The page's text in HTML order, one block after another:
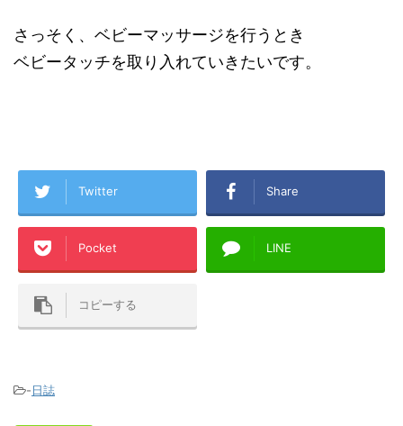
さっそく、ベビーマッサージを行うとき
ベビータッチを取り入れていきたいです。
Twitter Share
Pocket LINE
コピーする
-日誌